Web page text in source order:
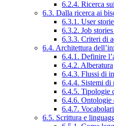
6.2.4. Ricerca
6.3. Dalla ricerca ai
6.3.1. User
6.3.2. Job
6.3.3. Criteri di
6.4. Architettura
6.4.1. Definire
6.4.2. Alberatura
6.4.3. Flussi di
6.4.4. Sistemi di
6.4.5. Tipologie
6.4.6. Ontologie
6.4.7.
6.5. Scrittura e